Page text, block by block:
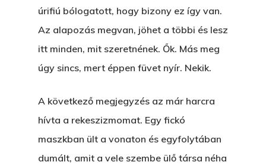
úrifiú bólogatott, hogy bizony ez így van.
Az alapozás megvan, jöhet a többi és lesz
itt minden, mit szeretnének. Ők. Más meg
úgy sincs, mert éppen füvet nyír. Nekik.
A következő megjegyzés az már harcra
hívta a rekeszizmomat. Egy fickó
maszkban ült a vonaton és egyfolytában
dumált, amit a vele szembe ülő társa néha
FELICITÁ
Betli
Egy Világbajnokságot,
ÁRULÓ!
A Kaszinó
Manhattan, NY
T:+216 (0)40 3629
E: